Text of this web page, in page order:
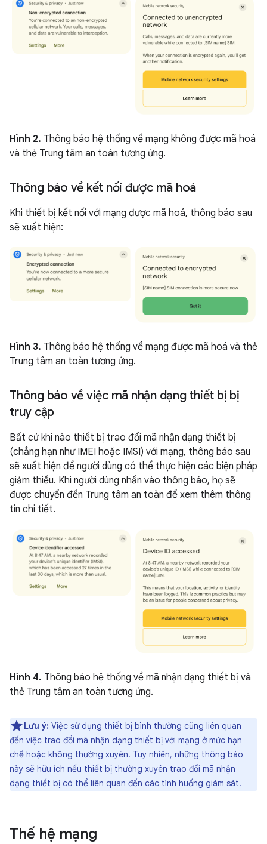
Hình 2. Thông báo hệ thống về mạng không được mã hoá
và thẻ Trung tâm an toàn tương ứng.
Thông báo về kết nối được mã hoá
Khi thiết bị kết nối với mạng được mã hoá, thông báo sau
sẽ xuất hiện:
Hình 3. Thông báo hệ thống về mạng được mã hoá và thẻ
Trung tâm an toàn tương ứng.
Thông báo về việc mã nhận dạng thiết bị bị
truy cập
Bất cứ khi nào thiết bị trao đổi mã nhận dạng thiết bị
(chẳng hạn như IMEI hoặc IMSI) với mạng, thông báo sau
sẽ xuất hiện để người dùng có thể thực hiện các biện pháp
giảm thiểu. Khi người dùng nhấn vào thông báo, họ sẽ
được chuyển đến Trung tâm an toàn để xem thêm thông
tin chi tiết.
Hình 4. Thông báo hệ thống về mã nhận dạng thiết bị và
thẻ Trung tâm an toàn tương ứng.
Lưu ý: Việc sử dụng thiết bị bình thường cũng liên quan
đến việc trao đổi mã nhận dạng thiết bị với mạng ở mức hạn
chế hoặc không thường xuyên. Tuy nhiên, những thông báo
này sẽ hữu ích nếu thiết bị thường xuyên trao đổi mã nhận
dạng thiết bị có thể liên quan đến các tình huống giám sát.
Thế hệ mạng